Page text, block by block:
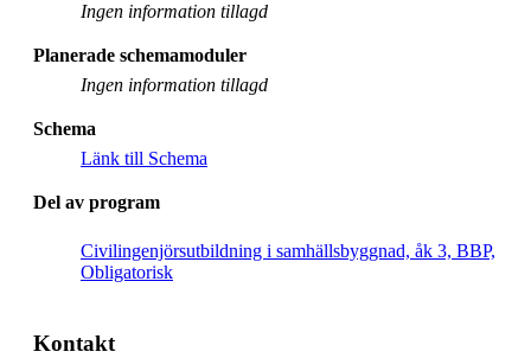
Ingen information tillagd
Planerade schemamoduler
Ingen information tillagd
Schema
Länk till Schema
Del av program
Civilingenjörsutbildning i samhällsbyggnad, åk 3, BBP,
Obligatorisk
Kontakt